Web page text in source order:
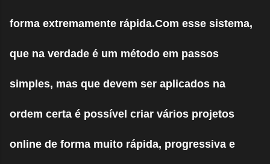
forma extremamente rápida.Com esse sistema,
que na verdade é um método em passos
simples, mas que devem ser aplicados na
ordem certa é possível criar vários projetos
online de forma muito rápida, progressiva e